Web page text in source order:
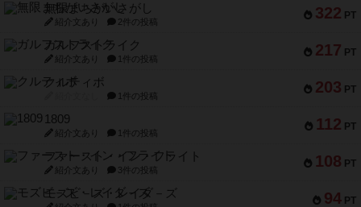
322 PT
無限まちがいさがし
紹介文あり 2件の投稿
217 PT
ガルフストライク
紹介文あり 1件の投稿
203 PT
クルティボ
1件の投稿
112 PT
1809
紹介文あり 1件の投稿
108 PT
ファースト・イン・フライト
紹介文あり 3件の投稿
94 PT
モズビ－ズ・レイダ－ズ